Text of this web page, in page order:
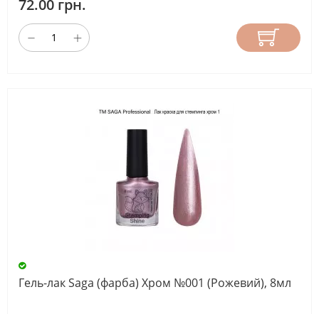
72.00 грн.
Гель-лак Saga (фарба) Хром №001 (Рожевий), 8мл